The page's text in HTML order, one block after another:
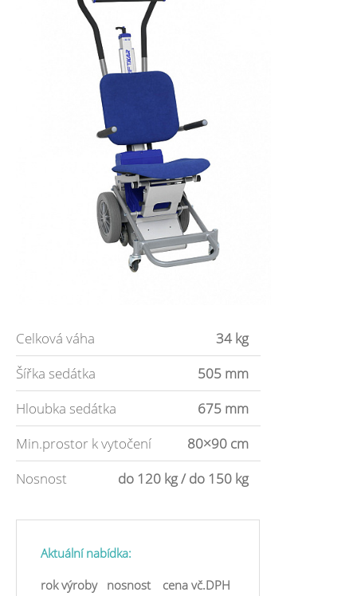
Celková váha
34 kg
Šířka sedátka
505 mm
Hloubka sedátka
675 mm
Min.prostor k vytočení
80×90 cm
Nosnost
do 120 kg / do 150 kg
Aktuální nabídka:
rok výroby
nosnost
cena vč.DPH